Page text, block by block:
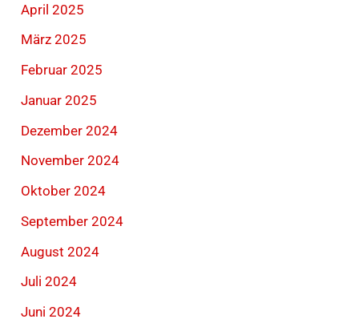
April 2025
März 2025
Februar 2025
Januar 2025
Dezember 2024
November 2024
Oktober 2024
September 2024
August 2024
Juli 2024
Juni 2024